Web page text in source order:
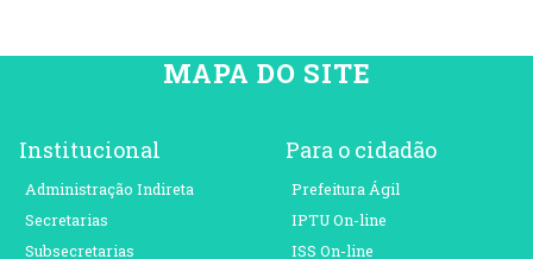
MAPA DO SITE
Institucional
Administração Indireta
Secretarias
Subsecretarias
Para o cidadão
Prefeitura Ágil
IPTU On-line
ISS On-line